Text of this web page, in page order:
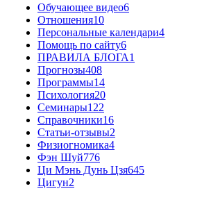
Обучающее видео6
Отношения10
Персональные календари4
Помощь по сайту6
ПРАВИЛА БЛОГА1
Прогнозы408
Программы14
Психология20
Семинары122
Справочники16
Статьи-отзывы2
Физиогномика4
Фэн Шуй776
Ци Мэнь Дунь Цзя645
Цигун2